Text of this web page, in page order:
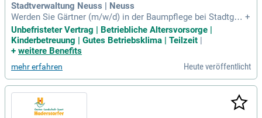
Stadtverwaltung Neuss | Neuss
Werden Sie Gärtner (m/w/d) in der Baumpflege bei Stadtgrü
n Neuss! Bewerbungen sind bis zum 18.07.2026 möglich; Vo
rstellungsgespräche finden in KW 31/32 statt. Diese unbefri
stete Stelle in Vollzeit (39 Std./Woche) bietet ein attraktives
lle sind ebenfalls verfügbar. Als Teil eines engagierten Team
s von 20 Mitarbeitenden kümmern Sie sich um die Pflege un
d Pflanzung von Bäumen im Neusser Stadtgebiet. Werden Si
e Teil unserer grünen Zukunft und gestalten Sie den Botanis
chen Garten aktiv mit!
+
Unbefristeter Vertrag | Betriebliche Altersvorsorge |
Kinderbetreuung | Gutes Betriebsklima | Teilzeit
+ weitere Benefits
mehr erfahren Heute veröffentlicht